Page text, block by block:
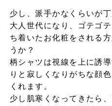
少し、派手かなくらいが丁
大人世代になり、ゴテゴ
ち着いたお化粧をされる
うか？
柄シャツは視線を上に誘
りと寂しくなりがちな顔
くれます。
少し肌寒くなってきたら